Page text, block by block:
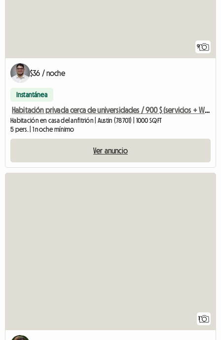
9
$36 / noche
Instantánea
Habitación privada cerca de universidades / 900 $ (servicios + WiFi incluidos)
Habitación en casa del anfitrión | Austin (78701) | 1000 SQFT
5 pers. | 1 noche mínimo
Ver anuncio
1